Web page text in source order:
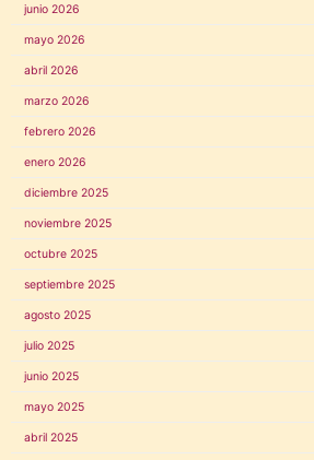
junio 2026
mayo 2026
abril 2026
marzo 2026
febrero 2026
enero 2026
diciembre 2025
noviembre 2025
octubre 2025
septiembre 2025
agosto 2025
julio 2025
junio 2025
mayo 2025
abril 2025